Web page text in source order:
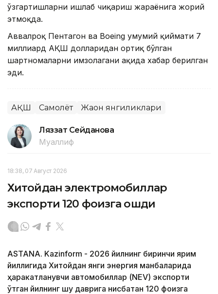
ўзгартишларни ишлаб чиқариш жараёнига жорий
этмоқда.
Аввалроқ Пентагон ва Boeing умумий қиймати 7
миллиард АҚШ долларидан ортиқ бўлган
шартномаларни имзолагани ҳақида хабар берилган
эди.
АҚШ Самолёт Жаҳон янгиликлари
Ляззат Сейданова
Муаллиф
18:38, 07 Август 2026
Хитойдан электромобиллар
экспорти 120 фоизга ошди
ASTANA. Kazinform - 2026 йилнинг биринчи ярим
йиллигида Хитойдан янги энергия манбаларида
ҳаракатланувчи автомобиллар (NEV) экспорти
ўтган йилнинг шу даврига нисбатан 120 фоизга